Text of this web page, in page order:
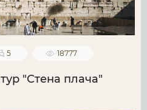
5 18777
"Стена плача"